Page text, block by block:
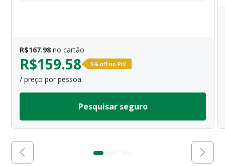
R$167.98 no cartão
R$159.58
/ preço por pessoa
Pesquisar seguro